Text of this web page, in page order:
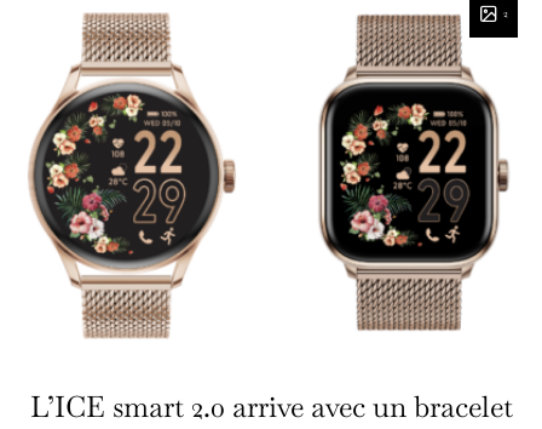
2
L’ICE smart 2.0 arrive avec un bracelet